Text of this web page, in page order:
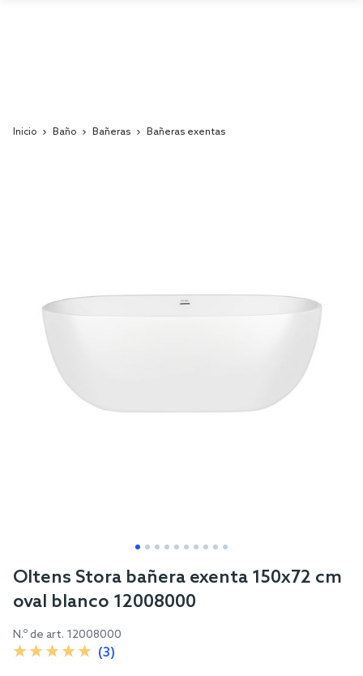
Inicio Baño Bañeras Bañeras exentas
images
gallery
Skip
beginning
of
Oltens Stora bañera exenta 150x72 cm
oval blanco 12008000
N.º de art. 12008000
(3)